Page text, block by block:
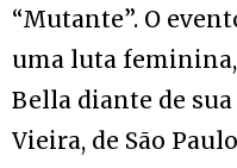
“Mutante”. O
uma luta
Bella diante de
Vieira, de São